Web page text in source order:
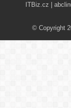
ITBiz.cz |
© Copyright